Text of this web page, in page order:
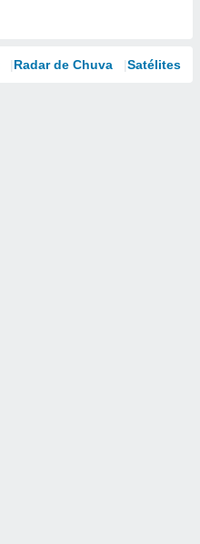
Radar de Chuva Satélites